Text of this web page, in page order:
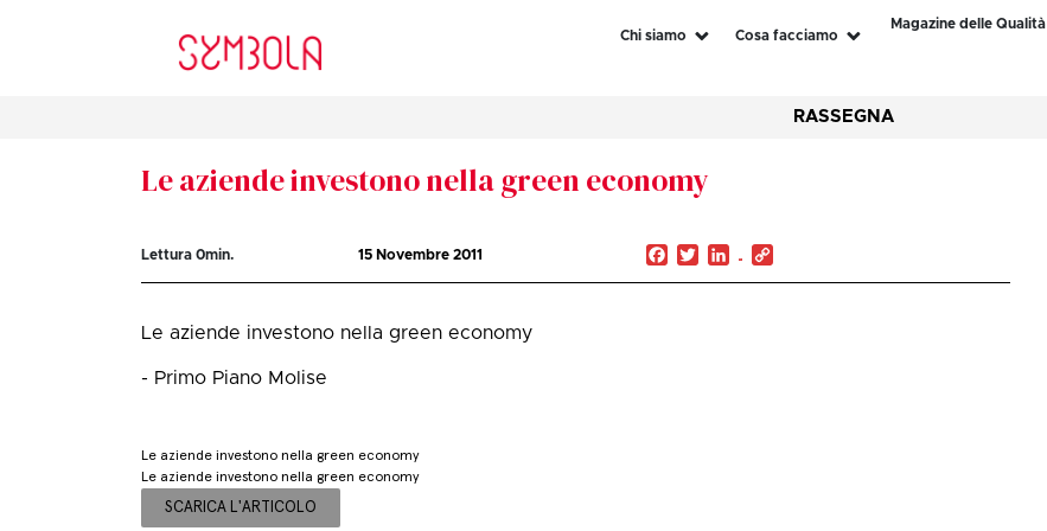
Chi siamo Cosa facciamo
Magazine delle Qualità
RASSEGNA
Le aziende investono nella green economy
Lettura0min. 15 Novembre 2011 Facebook
TwitterLinkedIn
Le aziende investono nella green economy
- Primo Piano Molise
Le aziende investono nella green economy
Le aziende investono nella green economy
SCARICA L'ARTICOLO